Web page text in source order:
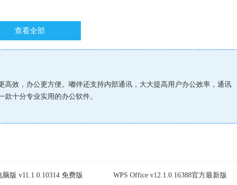
号，是最专业的移动办公软件
查看全部
效，办公更方便。嘟伴还支持内部通讯，大大提高用户办公效率，通讯
十分专业实用的办公软件。
脑版 v11.1.0.10314 免费版 WPS Office v12.1.0.16388官方最新版